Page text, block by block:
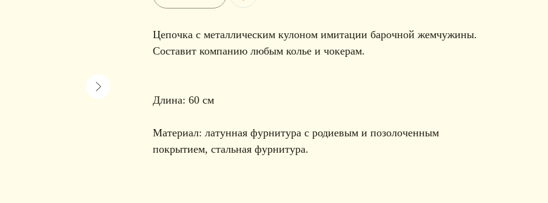
Цепочка с металлическим кулоном имитации барочной жемчужины.
Составит компанию любым колье и чокерам.
Длина: 60 см
Материал: латунная фурнитура с родиевым и позолоченным
покрытием, стальная фурнитура.